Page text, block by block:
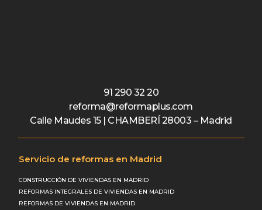
91 290 32 20
reforma@reformaplus.com
Calle Maudes 15 | CHAMBERÍ 28003 – Madrid
Servicio de reformas en Madrid
CONSTRUCCIÓN DE VIVIENDAS EN MADRID
REFORMAS INTEGRALES DE VIVIENDAS EN MADRID
REFORMAS DE VIVIENDAS EN MADRID